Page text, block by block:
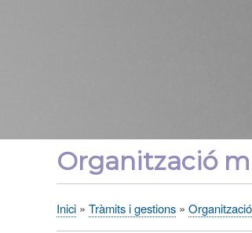
Organització
Fil
Inici Tràmits i gestions